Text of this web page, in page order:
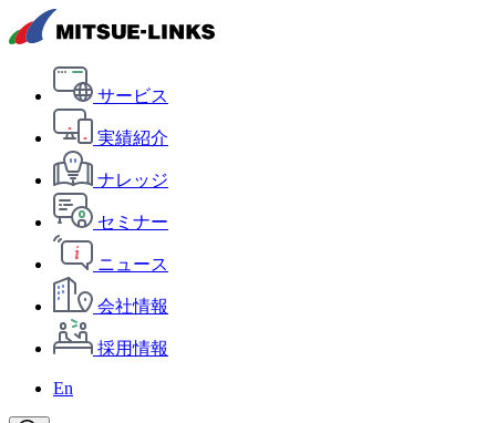
サービス
実績紹介
ナレッジ
セミナー
ニュース
会社情報
採用情報
En